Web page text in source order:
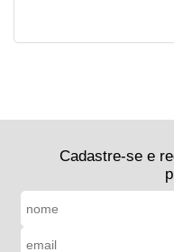
Cadastre-se e